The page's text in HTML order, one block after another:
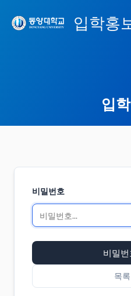
입학홍
입
비밀번호
목
비밀